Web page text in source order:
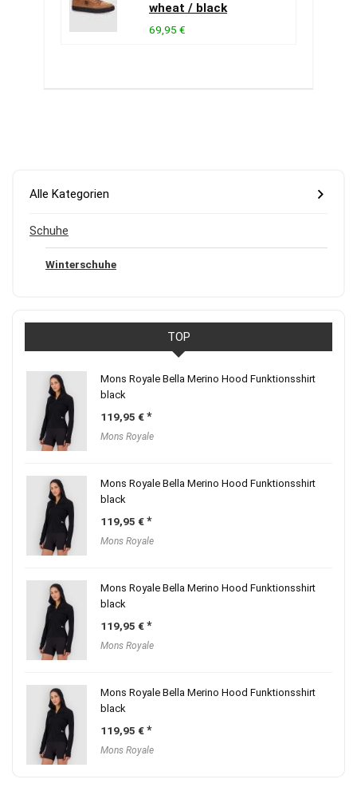
wheat / black
69,95 €
Alle Kategorien
Schuhe
Winterschuhe
TOP
Mons Royale Bella Merino Hood Funktionsshirt
black
119,95 €
Mons Royale
Mons Royale Bella Merino Hood Funktionsshirt
black
119,95 €
Mons Royale
Mons Royale Bella Merino Hood Funktionsshirt
black
119,95 €
Mons Royale
Mons Royale Bella Merino Hood Funktionsshirt
black
119,95 €
Mons Royale